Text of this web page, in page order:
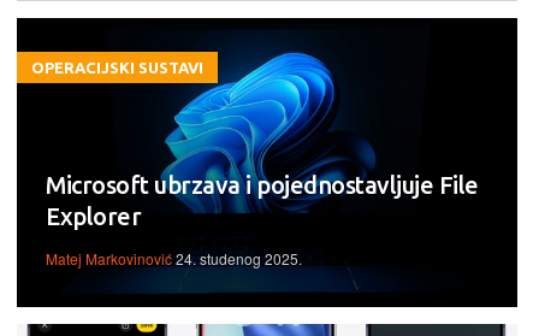
OPERACIJSKI SUSTAVI
Microsoft ubrzava i pojednostavljuje File
Explorer
Matej Markovinović24. studenog 2025.